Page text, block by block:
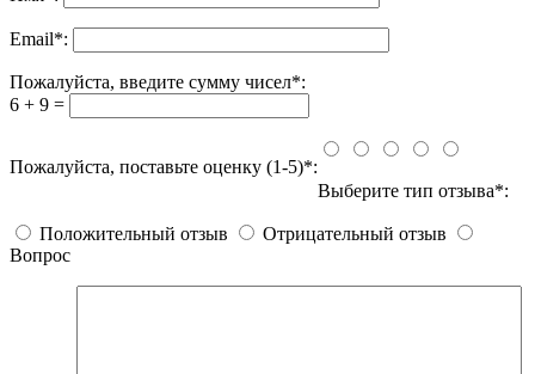
Email*:
Пожалуйста, введите сумму чисел*:
6 + 9 =
Пожалуйста, поставьте оценку (1-5)*:
Выберите тип отзыва*:
Положительный отзыв
Отрицательный отзыв
Вопрос